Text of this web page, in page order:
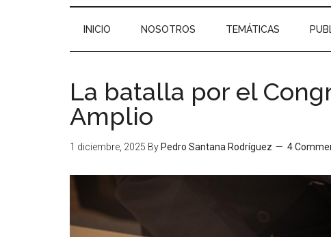
INICIO NOSOTROS TEMÁTICAS
La batalla por el
Amplio
1 diciembre, 2025 By Pedro Santana Rodríguez 4